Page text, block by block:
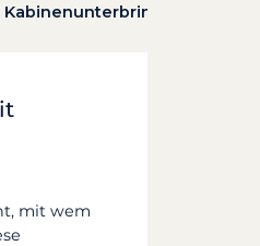
aus?
mit wem